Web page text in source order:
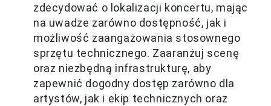
zdecydować o lokalizacji koncertu, mając
na uwadze zarówno dostępność, jak i
możliwość zaangażowania stosownego
sprzętu technicznego. Zaaranżuj scenę
oraz niezbędną infrastrukturę, aby
zapewnić dogodny dostęp zarówno dla
artystów, jak i ekip technicznych oraz